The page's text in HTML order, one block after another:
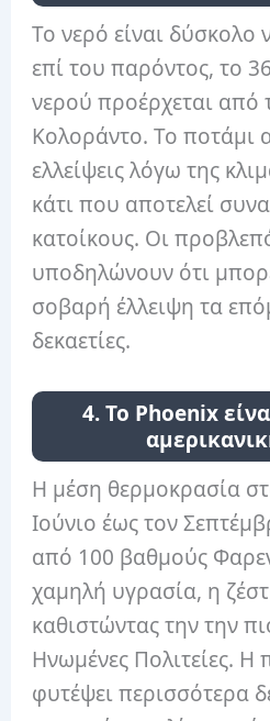
Το νερό είναι δύσκολο
επί του παρόντος, το
νερού προέρχεται από
Κολοράντο. Το ποτάμι
ελλείψεις λόγω της
κάτι που αποτελεί
κατοίκους. Οι
υποδηλώνουν ότι
σοβαρή έλλειψη τα
δεκαετίες.
4. Το Phoenix
Η μέση θερμοκρασία
Ιούνιο έως τον
από 100 βαθμούς
χαμηλή υγρασία, η
καθιστώντας την την
Ηνωμένες Πολιτείες. Η
φυτέψει περισσότερα